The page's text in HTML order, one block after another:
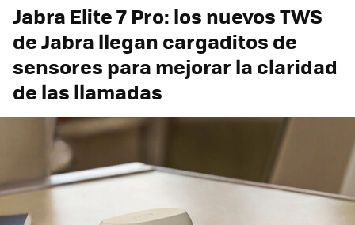
Jabra Elite 7 Pro: los nuevos TWS
de Jabra llegan cargaditos de
sensores para mejorar la claridad
de las llamadas